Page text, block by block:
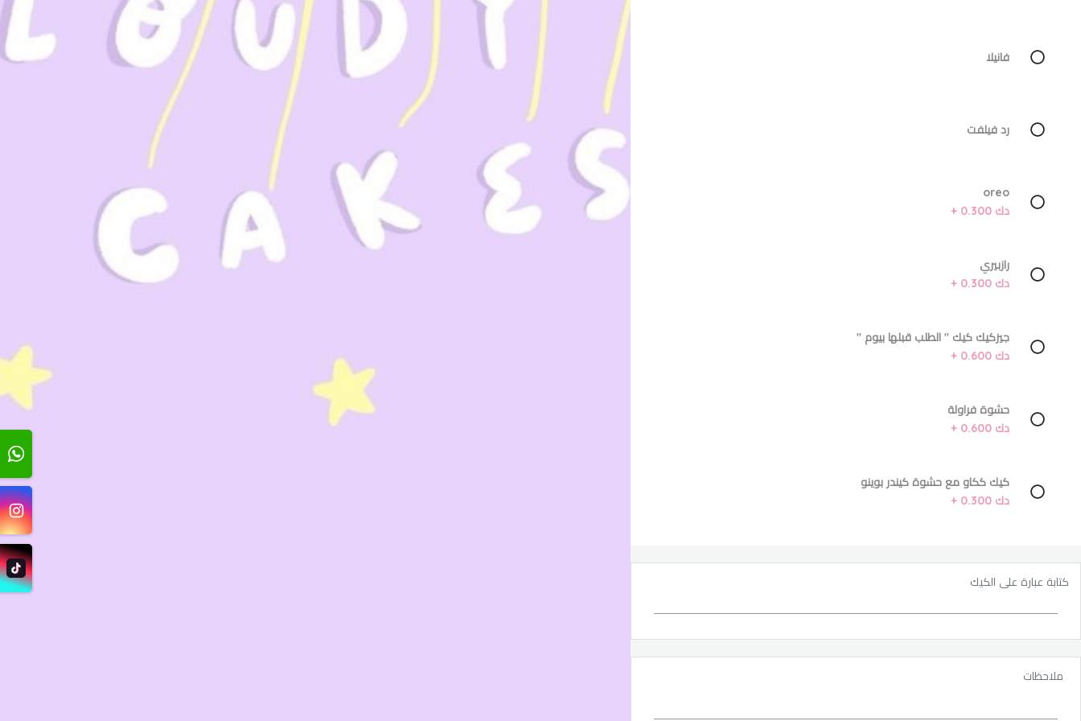
فانيلا
رد فيلفت
oreo
دك 0.300 +
رازبيري
دك 0.300 +
جيزكيك كيك '' الطلب قبلها بيوم ''
دك 0.600 +
حشوة فراولة
دك 0.600 +
كيك ككاو مع حشوة كيندر بوينو
دك 0.300 +
كتابة عبارة على الكيك
ملاحظات